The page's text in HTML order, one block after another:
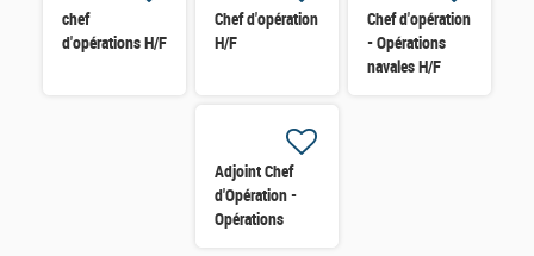
chef
d'opérations H/F
Chef d'opération
H/F
Chef d'opération
- Opérations
navales H/F
Adjoint Chef
d'Opération -
Opérations